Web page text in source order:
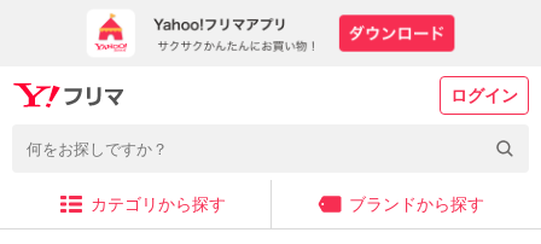
ログイン
カテゴリから探す ブランドから探す